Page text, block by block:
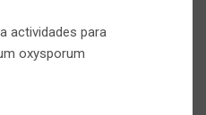
actividades para
oxysporum